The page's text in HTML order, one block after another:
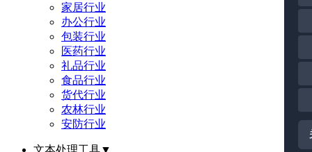
家居行业
办公行业
包装行业
医药行业
礼品行业
食品行业
货代行业
农林行业
安防行业
文本处理工具▼